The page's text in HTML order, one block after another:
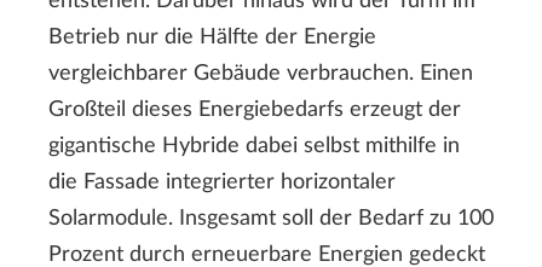
Betrieb nur die Hälfte der Energie
vergleichbarer Gebäude verbrauchen. Einen
Großteil dieses Energiebedarfs erzeugt der
gigantische Hybride dabei selbst mithilfe in
die Fassade integrierter horizontaler
Solarmodule. Insgesamt soll der Bedarf zu 100
Prozent durch erneuerbare Energien gedeckt